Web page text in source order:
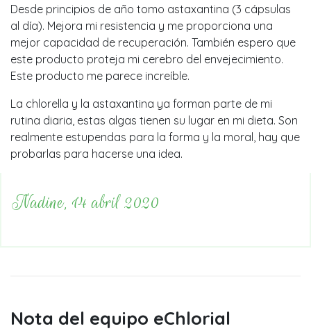
Desde principios de año tomo astaxantina (3 cápsulas
al día). Mejora mi resistencia y me proporciona una
mejor capacidad de recuperación. También espero que
este producto proteja mi cerebro del envejecimiento.
Este producto me parece increíble.
La chlorella y la astaxantina ya forman parte de mi
rutina diaria, estas algas tienen su lugar en mi dieta. Son
realmente estupendas para la forma y la moral, hay que
probarlas para hacerse una idea.
Nadine, 14 abril 2020
Nota del equipo eChlorial